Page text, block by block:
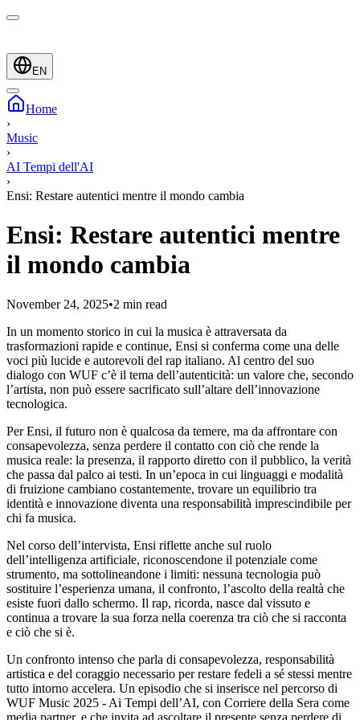
EN
Home
›
Music
›
AI Tempi dell'AI
›
Ensi: Restare autentici mentre il mondo cambia
Ensi: Restare autentici mentre
il mondo cambia
November 24, 2025•2 min read
In un momento storico in cui la musica è attraversata da
trasformazioni rapide e continue, Ensi si conferma come una delle
voci più lucide e autorevoli del rap italiano. Al centro del suo
dialogo con WUF c’è il tema dell’autenticità: un valore che, secondo
l’artista, non può essere sacrificato sull’altare dell’innovazione
tecnologica.
Per Ensi, il futuro non è qualcosa da temere, ma da affrontare con
consapevolezza, senza perdere il contatto con ciò che rende la
musica reale: la presenza, il rapporto diretto con il pubblico, la verità
che passa dal palco ai testi. In un’epoca in cui linguaggi e modalità
di fruizione cambiano costantemente, trovare un equilibrio tra
identità e innovazione diventa una responsabilità imprescindibile per
chi fa musica.
Nel corso dell’intervista, Ensi riflette anche sul ruolo
dell’intelligenza artificiale, riconoscendone il potenziale come
strumento, ma sottolineandone i limiti: nessuna tecnologia può
sostituire l’esperienza umana, il confronto, l’ascolto della realtà che
esiste fuori dallo schermo. Il rap, ricorda, nasce dal vissuto e
continua a trovare la sua forza nella coerenza tra ciò che si racconta
e ciò che si è.
Un confronto intenso che parla di consapevolezza, responsabilità
artistica e del coraggio necessario per restare fedeli a sé stessi mentre
tutto intorno accelera. Un episodio che si inserisce nel percorso di
WUF Music 2025 - Ai Tempi dell’AI, con Corriere della Sera come
media partner, e che invita ad ascoltare il presente senza perdere di